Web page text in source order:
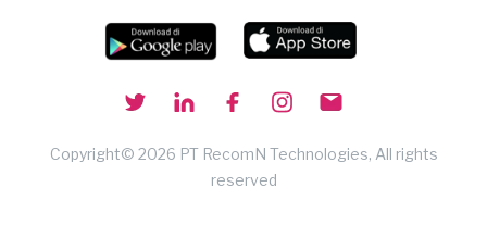
Copyright© 2026 PT RecomN Technologies, All rights
reserved